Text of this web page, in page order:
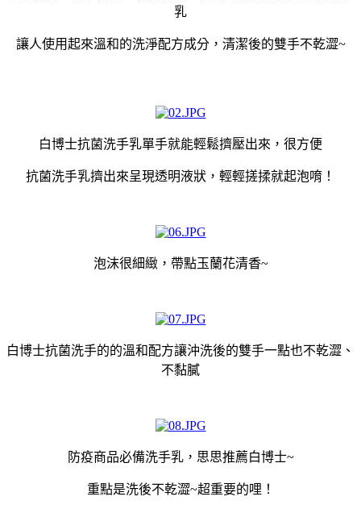
乳
讓人使用起來溫和的洗淨配方成分，清潔後的雙手不乾澀~
白博士抗菌洗手乳單手就能輕鬆擠壓出來，很方便
抗菌洗手乳擠出來呈現透明液狀，輕輕搓揉就起泡唷！
泡沫很細緻，帶點玉蘭花清香~
白博士抗菌洗手的的溫和配方讓沖洗後的雙手一點也不乾澀、
不黏膩
防疫商品必備洗手乳，思思推薦白博士~
重點是洗後不乾澀~超重要的哩！